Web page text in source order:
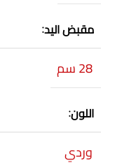
مقبض اليد
28 سم
اللون
وردي